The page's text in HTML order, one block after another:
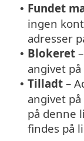
• Fundet
ingen
adresser
• Blokeret
angivet
• Tilladt –
angivet
på denne
findes på